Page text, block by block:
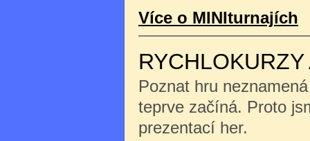
Více o MINIturnajích
Poznat hru
teprve začíná. Proto
prezentací her.